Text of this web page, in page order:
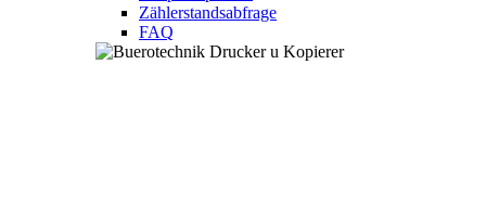
Zählerstandsabfrage
FAQ